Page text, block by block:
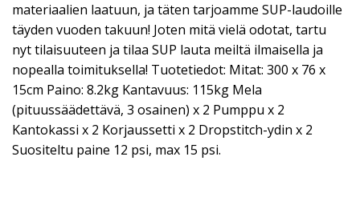
materiaalien laatuun, ja täten tarjoamme SUP-laudoille
täyden vuoden takuun! Joten mitä vielä odotat, tartu
nyt tilaisuuteen ja tilaa SUP lauta meiltä ilmaisella ja
nopealla toimituksella! Tuotetiedot: Mitat: 300 x 76 x
15cm Paino: 8.2kg Kantavuus: 115kg Mela
(pituussäädettävä, 3 osainen) x 2 Pumppu x 2
Kantokassi x 2 Korjaussetti x 2 Dropstitch-ydin x 2
Suositeltu paine 12 psi, max 15 psi.